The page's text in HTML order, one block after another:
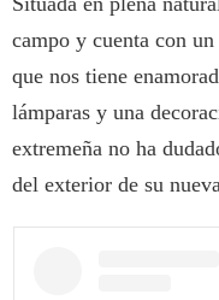
campo y cuenta con
que nos tiene
lámparas y una
extremeña no ha
del exterior de su